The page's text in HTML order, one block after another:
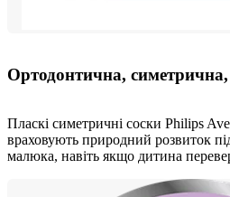
Ортодонтична, симетрична,
Пласкі симетричні соски Philips
враховують природний розвиток
малюка, навіть якщо дитина